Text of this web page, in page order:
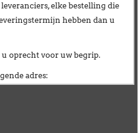
elke bestelling die
hebben dan u
oprecht voor uw begrip.
adres: